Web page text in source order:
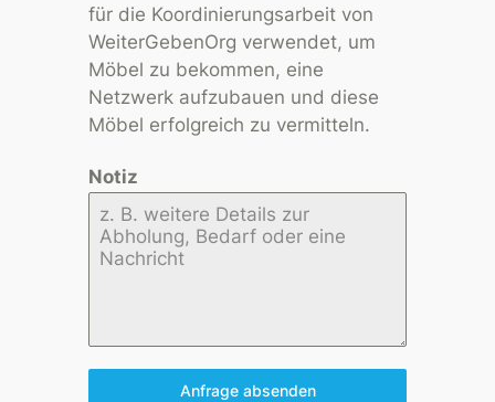
für die Koordinierungsarbeit von
WeiterGebenOrg verwendet, um
Möbel zu bekommen, eine
Netzwerk aufzubauen und diese
Möbel erfolgreich zu vermitteln.
Notiz
Anfrage absenden